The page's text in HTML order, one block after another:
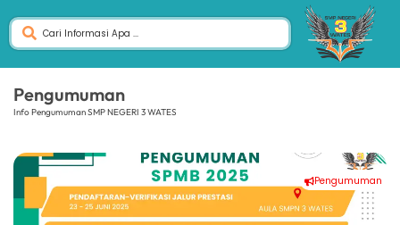
Pengumuman
Info Pengumuman SMP NEGERI 3 WATES
Pengumuman